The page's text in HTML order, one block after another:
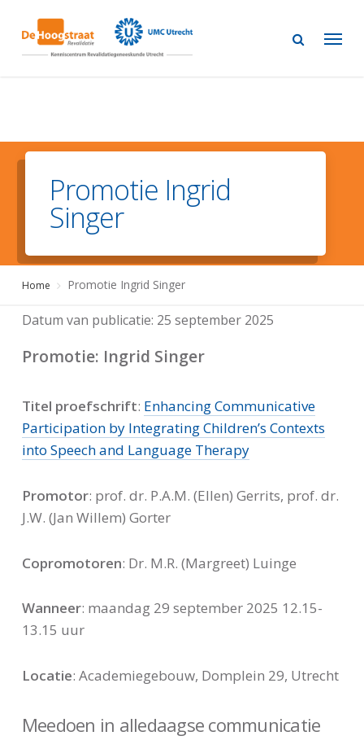
main
Promotie Ingrid
Singer
Home Promotie Ingrid Singer
Datum van publicatie: 25 september 2025
Promotie: Ingrid Singer
Titel proefschrift: Enhancing Communicative
Participation by Integrating Children’s Contexts
into Speech and Language Therapy
Promotor: prof. dr. P.A.M. (Ellen) Gerrits, prof. dr.
J.W. (Jan Willem) Gorter
Copromotoren: Dr. M.R. (Margreet) Luinge
Wanneer: maandag 29 september 2025 12.15-
13.15 uur
Locatie: Academiegebouw, Domplein 29, Utrecht
Meedoen in alledaagse communicatie